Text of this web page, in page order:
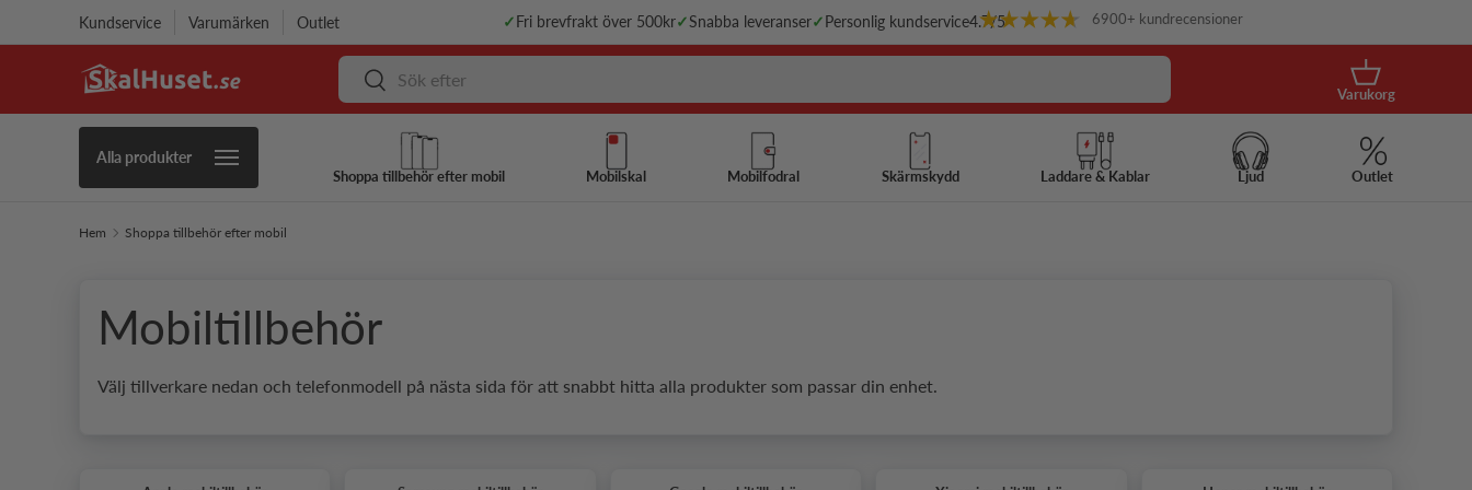
Kundservice Varumärken Outlet ✓ Fri brevfrakt över 500kr✓Snabba leveranser✓ Personlig kundservice4.7/5 6900+ kundrecensioner
Sök Sök
Korg
Varukorg
Alla produkter
Shoppa tillbehör efter mobil Mobilskal Mobilfodral Skärmskydd Laddare & Kablar Ljud Outlet
Hem Shoppa tillbehör efter mobil
Mobiltillbehör
Välj tillverkare nedan och telefonmodell på nästa sida för att snabbt hitta alla produkter som passar din enhet.